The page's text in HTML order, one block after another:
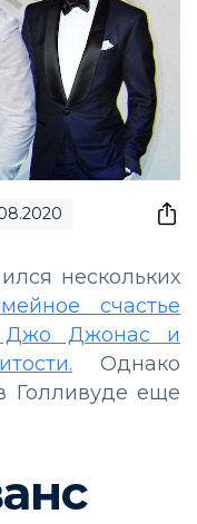
нескольких
счастье
Джо Джонас и
Однако
Голливуде еще